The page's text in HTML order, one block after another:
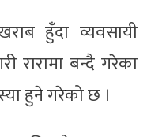
हुँदा व्यवसायी
रारामा बन्दै गरेका
हुने गरेको छ ।